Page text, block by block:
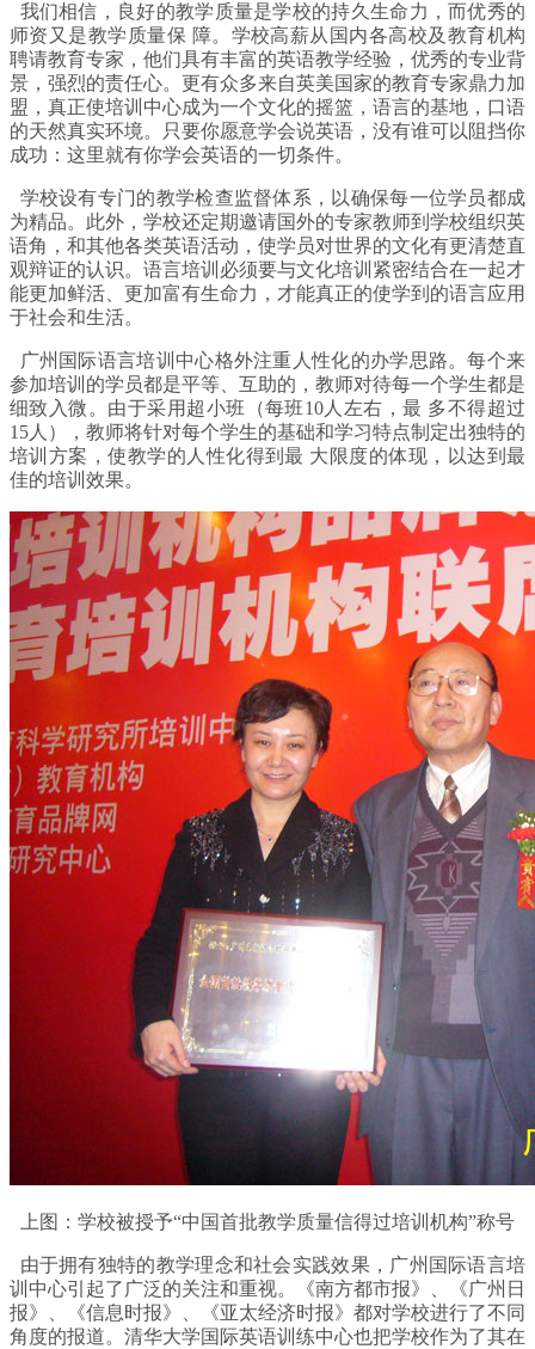
我们相信，良好的教学质量是学校的持久生命力，而优秀的
师资又是教学质量保 障。学校高薪从国内各高校及教育机构
聘请教育专家，他们具有丰富的英语教学经验，优秀的专业背
景，强烈的责任心。更有众多来自英美国家的教育专家鼎力加
盟，真正使培训中心成为一个文化的摇篮，语言的基地，口语
的天然真实环境。只要你愿意学会说英语，没有谁可以阻挡你
成功：这里就有你学会英语的一切条件。
学校设有专门的教学检查监督体系，以确保每一位学员都成
为精品。此外，学校还定期邀请国外的专家教师到学校组织英
语角，和其他各类英语活动，使学员对世界的文化有更清楚直
观辩证的认识。语言培训必须要与文化培训紧密结合在一起才
能更加鲜活、更加富有生命力，才能真正的使学到的语言应用
于社会和生活。
广州国际语言培训中心格外注重人性化的办学思路。每个来
参加培训的学员都是平等、互助的，教师对待每一个学生都是
细致入微。由于采用超小班（每班10人左右，最 多不得超过
15人），教师将针对每个学生的基础和学习特点制定出独特的
培训方案，使教学的人性化得到最 大限度的体现，以达到最
佳的培训效果。
上图：学校被授予“中国首批教学质量信得过培训机构”称号
由于拥有独特的教学理念和社会实践效果，广州国际语言培
训中心引起了广泛的关注和重视。《南方都市报》、《广州日
报》、《信息时报》、《亚太经济时报》都对学校进行了不同
角度的报道。清华大学国际英语训练中心也把学校作为了其在